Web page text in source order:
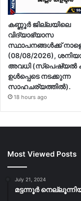
കണ്ണൂർ ജില്ലയിലെ
വിദ്യാഭ്യാസ
സ്ഥാപനങ്ങള്‍ക്ക്
(08/08/2026),
അവധി (സ്പെഷ്യൽ
ഉൾപ്പെടെ നടക്കുന്ന
സാഹചര്യത്തിൽ).
18 hours ago
Most Viewed Posts
July 21, 2024
മട്ടന്നൂർ